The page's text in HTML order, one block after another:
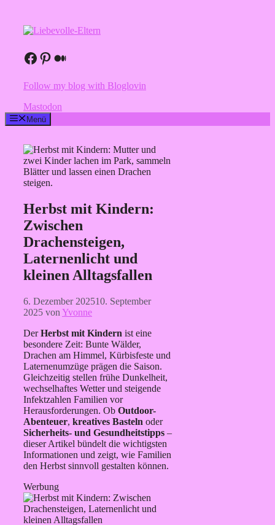
springen
Facebook
Pinterest
Medium
Follow my blog with Bloglovin
Mastodon
Menü
Herbst mit Kindern:
Zwischen
Drachensteigen,
Laternenlicht und
kleinen Alltagsfallen
6. Dezember 202510. September
2025 von Yvonne
DerHerbst mit Kindern ist eine
besondere Zeit: Bunte Wälder,
Drachen am Himmel, Kürbisfeste und
Laternenumzüge prägen die Saison.
Gleichzeitig stellen frühe Dunkelheit,
wechselhaftes Wetter und steigende
Infektzahlen Familien vor
Herausforderungen. Ob Outdoor-
Abenteuer, kreatives Basteln oder
Sicherheits- und Gesundheitstipps –
dieser Artikel bündelt die wichtigsten
Informationen und zeigt, wie Familien
den Herbst sinnvoll gestalten können.
Werbung